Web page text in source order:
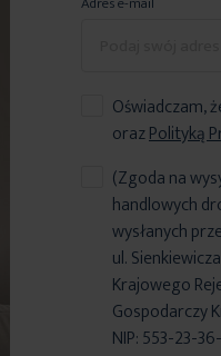
Oświadczam,
orazPolityką
(Zgoda na
handlowych
wysłanych
ul.
Krajowego
Gospodarczy
NIP: 553-23-